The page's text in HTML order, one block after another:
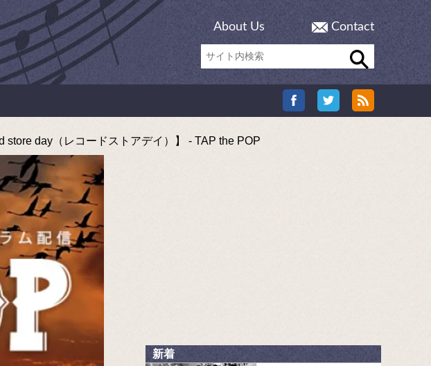
About Us Contact
day（レコードストアデイ）】 - TAP the POP
新着